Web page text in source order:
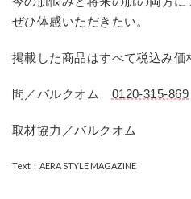
ぜひ体感いただきたい。
掲載した商品はすべて税込み価
問／バルクオム 0120-315-869
取材協力／バルクオム
Text：AERA STYLE MAGAZINE